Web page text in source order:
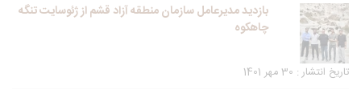
بازدید مدیرعامل سازمان منطقه آزاد قشم از ژئوسایت تنگه
چاهکوه
تاریخ انتشار : 30 مهر 1401